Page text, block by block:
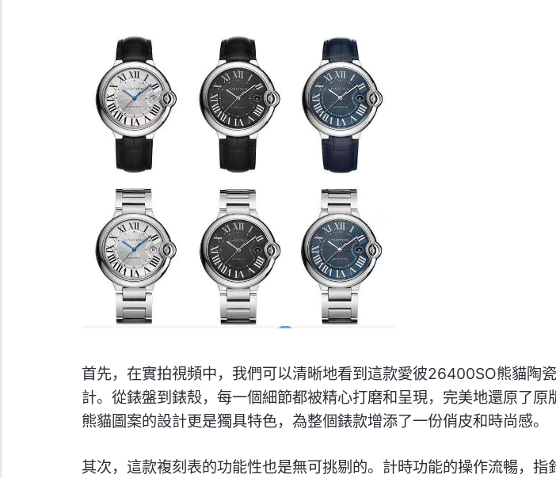
首先，在實拍視頻中，我們可以清晰地看到這款愛彼26400SO熊貓陶
計。從錶盤到錶殼，每一個細節都被精心打磨和呈現，完美地還原了原
熊貓圖案的設計更是獨具特色，為整個錶款增添了一份俏皮和時尚感。
其次，這款複刻表的功能性也是無可挑剔的。計時功能的操作流暢，指